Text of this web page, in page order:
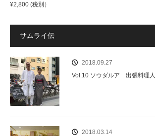
¥2,800 (税別）
サムライ伝
2018.09.27
Vol.10 ソウダルア 出張料理人
2018.03.14